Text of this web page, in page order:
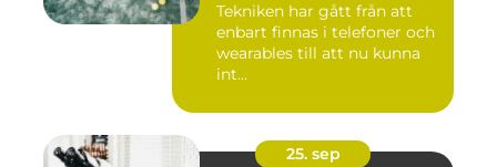
Tekniken har gått från att
enbart finnas i telefoner och
wearables till att nu kunna
int...
25. sep